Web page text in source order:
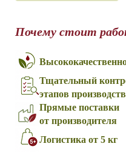
Почему стоит
Тщательный
этапов
Прямые поставки
от производителя
Логистика от 5 кг